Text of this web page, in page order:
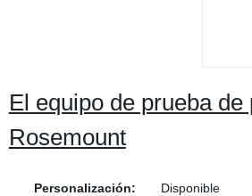
El equipo de prueba
Rosemount
Personalización:
Disponible